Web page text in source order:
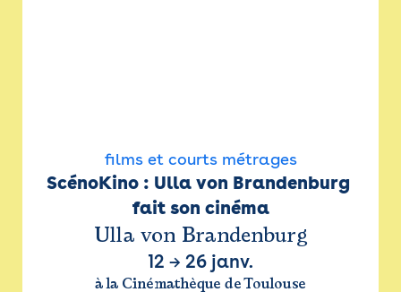
films et courts métrages
ScénoKino : Ulla von Brandenburg
fait son cinéma
Ulla von Brandenburg
12 → 26 janv.
à la Cinémathèque de Toulouse